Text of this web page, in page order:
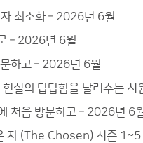
최소화 – 2026년 6월
– 2026년 6월
하고 – 2026년 6월
실의 답답함을 날려주는 시
처음 방문하고 – 2026년 6
자 (The Chosen) 시즌 1~5